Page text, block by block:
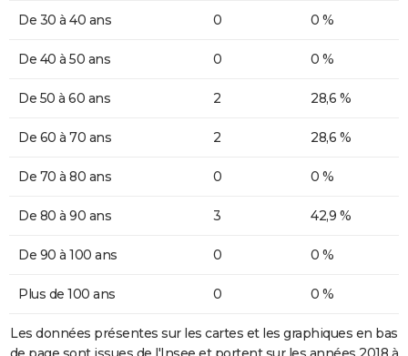
De 30 à 40 ans 0 0 %
De 40 à 50 ans 0 0 %
De 50 à 60 ans 2 28,6 %
De 60 à 70 ans 2 28,6 %
De 70 à 80 ans 0 0 %
De 80 à 90 ans 3 42,9 %
De 90 à 100 ans 0 0 %
Plus de 100 ans 0 0 %
Les données présentes sur les cartes et les graphiques en bas